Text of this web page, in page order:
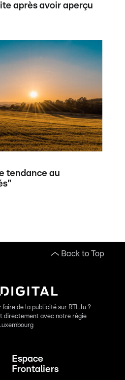
après avoir aperçu
tendance au
Back to Top
faire de la publicité sur RTL.lu ?
directement avec notre régie
Espace
Frontaliers